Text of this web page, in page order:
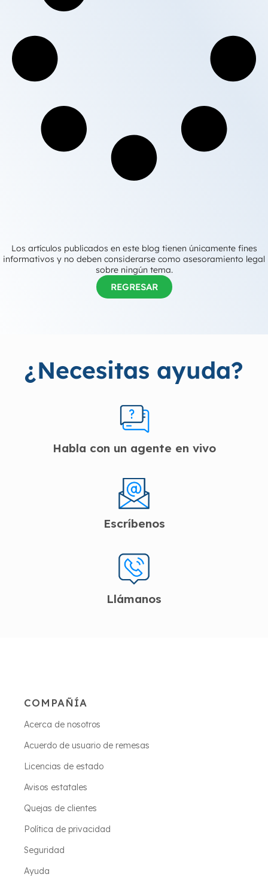
Los artículos publicados en este blog tienen únicamente fines
informativos y no deben considerarse como asesoramiento legal
sobre ningún tema.
REGRESAR
¿Necesitas ayuda?
Habla con un agente en vivo
Escríbenos
Llámanos
COMPAÑÍA
Acerca de nosotros
Acuerdo de usuario de remesas
Licencias de estado
Avisos estatales
Quejas de clientes
Política de privacidad
Seguridad
Ayuda